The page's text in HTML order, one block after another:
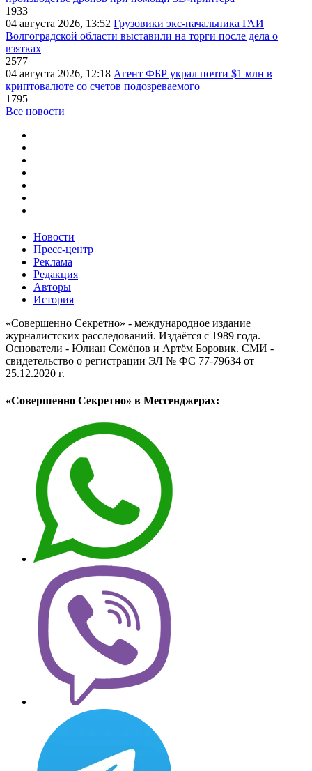
1933
04 августа 2026, 13:52 Грузовики экс-начальника ГАИ
Волгоградской области выставили на торги после дела о
взятках
2577
04 августа 2026, 12:18 Агент ФБР украл почти $1 млн в
криптовалюте со счетов подозреваемого
1795
Все новости
Новости
Пресс-центр
Реклама
Редакция
Авторы
История
«Совершенно Секретно» - международное издание
журналистских расследований. Издаётся с 1989 года.
Основатели - Юлиан Семёнов и Артём Боровик. CМИ -
свидетельство о регистрации ЭЛ № ФС 77-79634 от
25.12.2020 г.
«Совершенно Секретно» в Мессенджерах: